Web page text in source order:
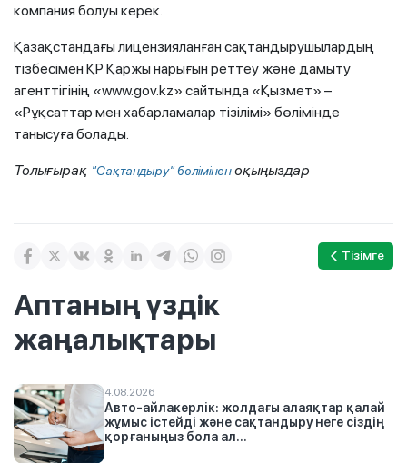
компания болуы керек.
Қазақстандағы лицензияланған сақтандырушылардың
тізбесімен ҚР Қаржы нарығын реттеу және дамыту
агенттігінің «www.gov.kz» сайтында «Қызмет» –
«Рұқсаттар мен хабарламалар тізілімі» бөлімінде
танысуға болады.
Толығырақ "Сақтандыру" бөліміненоқыңыздар
Тізімге
Аптаның үздік
жаңалықтары
4.08.2026
Авто-айлакерлік: жолдағы алаяқтар қалай
жұмыс істейді және сақтандыру неге сіздің
қорғаныңыз бола ал...